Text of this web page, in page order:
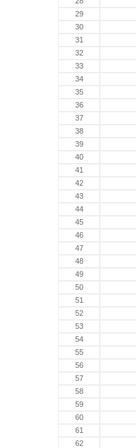
29
30
31
32
33
34
35
36
37
38
39
40
41
42
43
44
45
46
47
48
49
50
51
52
53
54
55
56
57
58
59
60
61
62